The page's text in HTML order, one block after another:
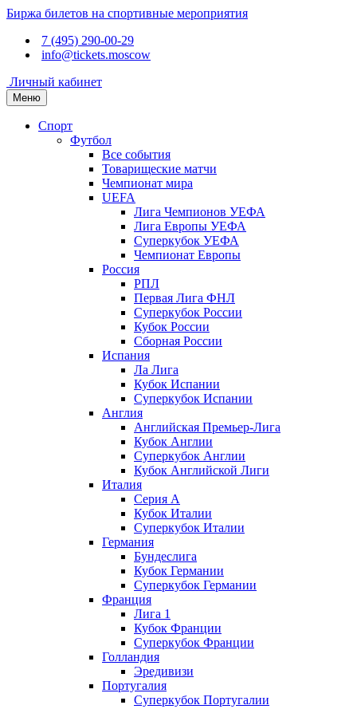
Биржа билетов на спортивные мероприятия
7 (495) 290-00-29
info@tickets.moscow
Личный кабинет
Меню
Спорт
Футбол
Все события
Товарищеские матчи
Чемпионат мира
UEFA
Лига Чемпионов УЕФА
Лига Европы УЕФА
Суперкубок УЕФА
Чемпионат Европы
Россия
РПЛ
Первая Лига ФНЛ
Суперкубок России
Кубок России
Сборная России
Испания
Ла Лига
Кубок Испании
Суперкубок Испании
Англия
Английская Премьер-Лига
Кубок Англии
Суперкубок Англии
Кубок Английской Лиги
Италия
Серия А
Кубок Италии
Суперкубок Италии
Германия
Бундеслига
Кубок Германии
Суперкубок Германии
Франция
Лига 1
Кубок Франции
Суперкубок Франции
Голландия
Эредивизи
Португалия
Суперкубок Португалии